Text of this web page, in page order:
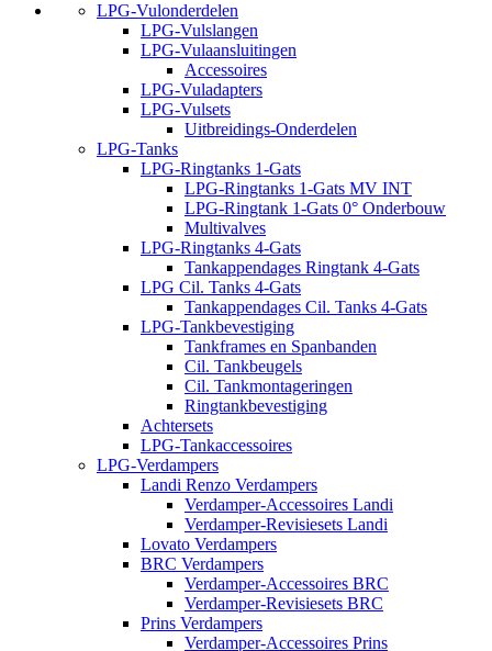
LPG-Vulonderdelen
LPG-Vulslangen
LPG-Vulaansluitingen
Accessoires
LPG-Vuladapters
LPG-Vulsets
Uitbreidings-Onderdelen
LPG-Tanks
LPG-Ringtanks 1-Gats
LPG-Ringtanks 1-Gats MV INT
LPG-Ringtank 1-Gats 0° Onderbouw
Multivalves
LPG-Ringtanks 4-Gats
Tankappendages Ringtank 4-Gats
LPG Cil. Tanks 4-Gats
Tankappendages Cil. Tanks 4-Gats
LPG-Tankbevestiging
Tankframes en Spanbanden
Cil. Tankbeugels
Cil. Tankmontageringen
Ringtankbevestiging
Achtersets
LPG-Tankaccessoires
LPG-Verdampers
Landi Renzo Verdampers
Verdamper-Accessoires Landi
Verdamper-Revisiesets Landi
Lovato Verdampers
BRC Verdampers
Verdamper-Accessoires BRC
Verdamper-Revisiesets BRC
Prins Verdampers
Verdamper-Accessoires Prins